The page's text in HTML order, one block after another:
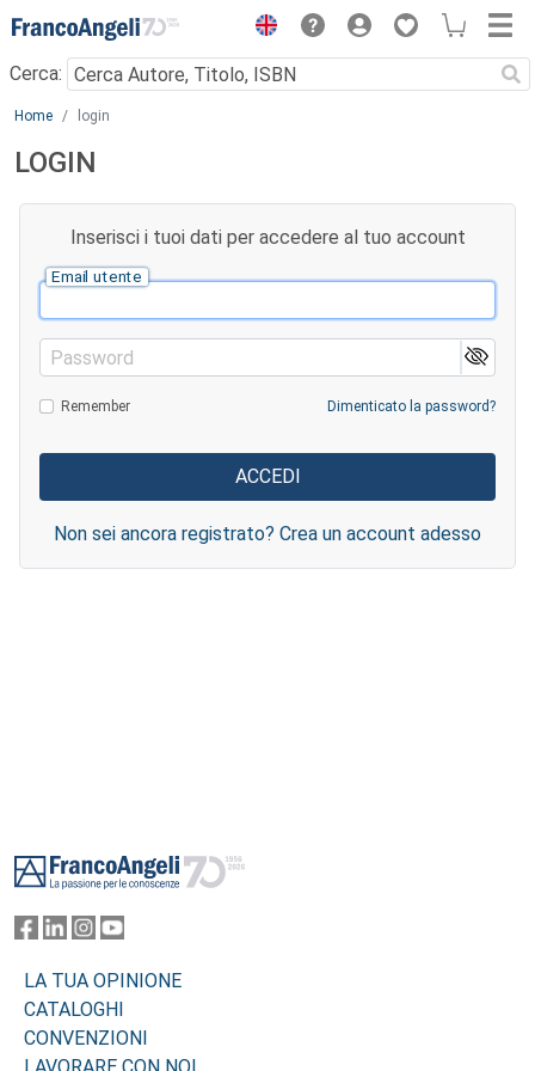
Menu
Cerca:
Main content
Home login
LOGIN
Inserisci i tuoi dati per accedere al tuo account
Email utente
Password
Remember Dimenticato la password?
Non sei ancora registrato? Crea un account adesso
LA TUA OPINIONE
CATALOGHI
CONVENZIONI